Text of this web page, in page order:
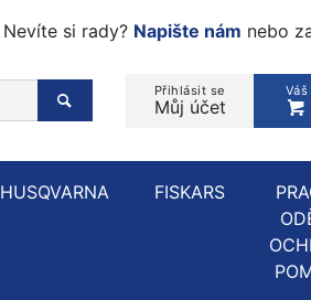
Nevíte si rady? Napište nám nebo
Přihlásit se
Můj účet
Hledaný produkt, kategorie...
HUSQVARNA FISKARS